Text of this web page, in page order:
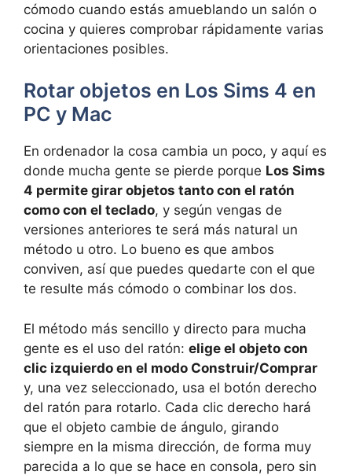
cómodo cuando estás amueblando un salón o
cocina y quieres comprobar rápidamente varias
orientaciones posibles.
Rotar objetos en Los Sims 4 en
PC y Mac
En ordenador la cosa cambia un poco, y aquí es
donde mucha gente se pierde porque Los Sims
4 permite girar objetos tanto con el ratón
como con el teclado, y según vengas de
versiones anteriores te será más natural un
método u otro. Lo bueno es que ambos
conviven, así que puedes quedarte con el que
te resulte más cómodo o combinar los dos.
El método más sencillo y directo para mucha
gente es el uso del ratón: elige el objeto con
clic izquierdo en el modo Construir/Comprar
y, una vez seleccionado, usa el botón derecho
del ratón para rotarlo. Cada clic derecho hará
que el objeto cambie de ángulo, girando
siempre en la misma dirección, de forma muy
parecida a lo que se hace en consola, pero sin